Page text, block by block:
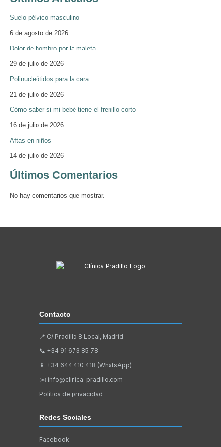
Suelo pélvico masculino
6 de agosto de 2026
Dolor de hombro por la maleta
29 de julio de 2026
Polinucleótidos para la cara
21 de julio de 2026
Cómo saber si mi bebé tiene el frenillo corto
16 de julio de 2026
Aftas en niños
14 de julio de 2026
Últimos Comentarios
No hay comentarios que mostrar.
Contacto
📍 C/ Pradillo 8 Local, Madrid
📞 +34 91 673 85 78
📱 +34 644 410 418 (WhatsApp)
✉️ info@clinica-pradillo.com
Política de privacidad
Redes Sociales
Facebook